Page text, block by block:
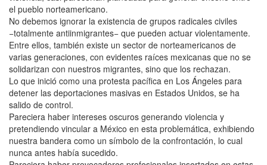
el pueblo norteamericano.
No debemos ignorar la existencia de grupos radicales civiles
−totalmente antiinmigrantes− que pueden actuar violentamente.
Entre ellos, también existe un sector de norteamericanos de
varias generaciones, con evidentes raíces mexicanas que no se
solidarizan con nuestros migrantes, sino que los rechazan.
Lo que inició como una protesta pacífica en Los Ángeles para
detener las deportaciones masivas en Estados Unidos, se ha
salido de control.
Pareciera haber intereses oscuros generando violencia y
pretendiendo vincular a México en esta problemática, exhibiendo
nuestra bandera como un símbolo de la confrontación, lo cual
nunca antes había sucedido.